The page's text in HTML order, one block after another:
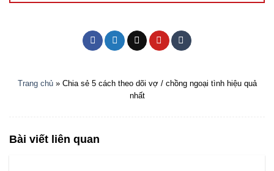
Trang chủ» Chia sẻ 5 cách theo dõi vợ / chồng ngoại tình hiệu quả
nhất
Bài viết liên quan